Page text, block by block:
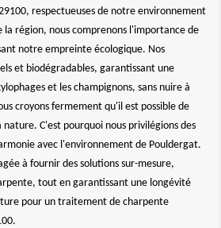
respectueuses de notre environnement
région, nous comprenons l'importance de
notre empreinte écologique. Nos
et biodégradables, garantissant une
et les champignons, sans nuire à
croyons fermement qu'il est possible de
C'est pourquoi nous privilégions des
avec l'environnement de Pouldergat.
à fournir des solutions sur-mesure,
tout en garantissant une longévité
pour un traitement de charpente